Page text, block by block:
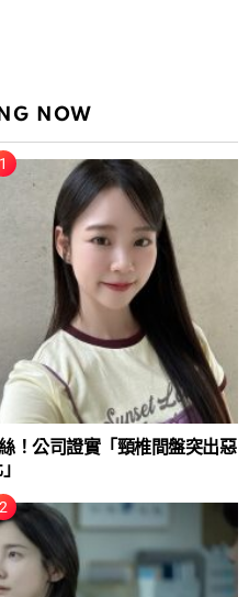
NOW
！公司證實「頸椎間盤突出惡